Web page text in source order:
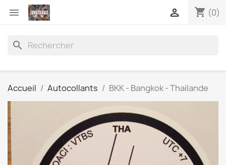
 shopping_cart (0)

search
Accueil Autocollants BKK - Bangkok - Thailande